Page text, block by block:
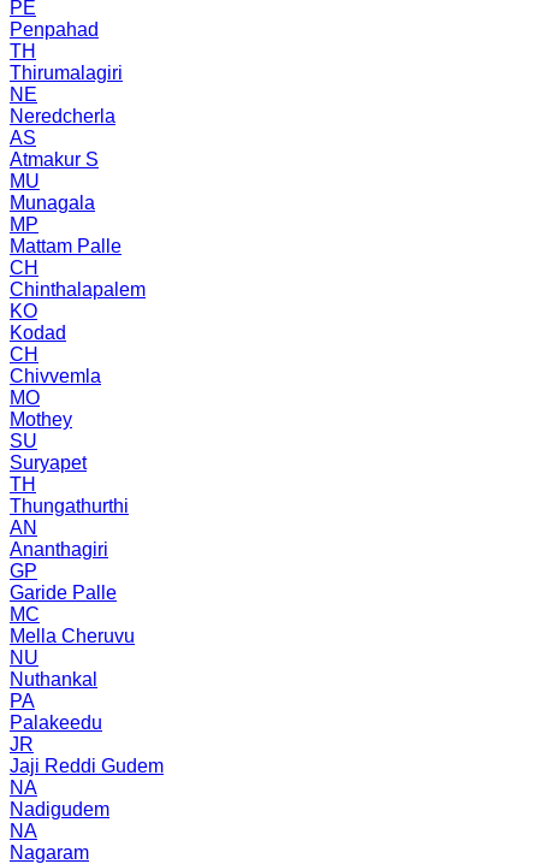
PE
Penpahad
TH
Thirumalagiri
NE
Neredcherla
AS
Atmakur S
MU
Munagala
MP
Mattam Palle
CH
Chinthalapalem
KO
Kodad
CH
Chivvemla
MO
Mothey
SU
Suryapet
TH
Thungathurthi
AN
Ananthagiri
GP
Garide Palle
MC
Mella Cheruvu
NU
Nuthankal
PA
Palakeedu
JR
Jaji Reddi Gudem
NA
Nadigudem
NA
Nagaram